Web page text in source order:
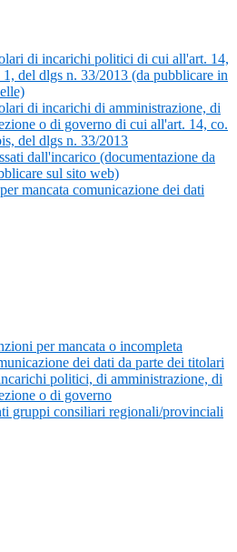
di incarichi politici di cui all'art. 14,
1, del dlgs n. 33/2013 (da pubblicare in
di incarichi di amministrazione, di
o di governo di cui all'art. 14, co.
del dlgs n. 33/2013
dall'incarico (documentazione da
sul sito web)
mancata comunicazione dei dati
per mancata o incompleta
dei dati da parte dei titolari
politici, di amministrazione, di
o di governo
gruppi consiliari regionali/provinciali